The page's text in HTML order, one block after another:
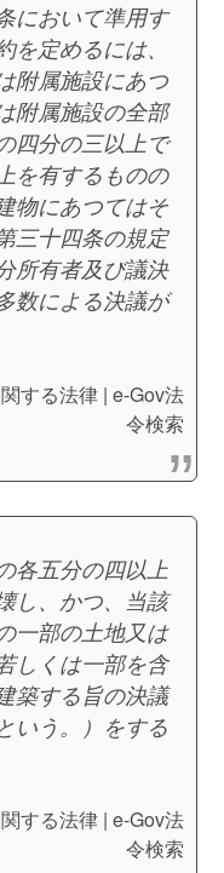
において準用す
定めるには、
附属施設にあつ
附属施設の全部
四分の三以上で
を有するものの
物にあつてはそ
三十四条の規定
所有者及び議決
数による決議が
する法律 | e-Gov法
令検索
各五分の四以上
し、かつ、当該
一部の土地又は
しくは一部を含
築する旨の決議
いう。）をする
する法律 | e-Gov法
令検索